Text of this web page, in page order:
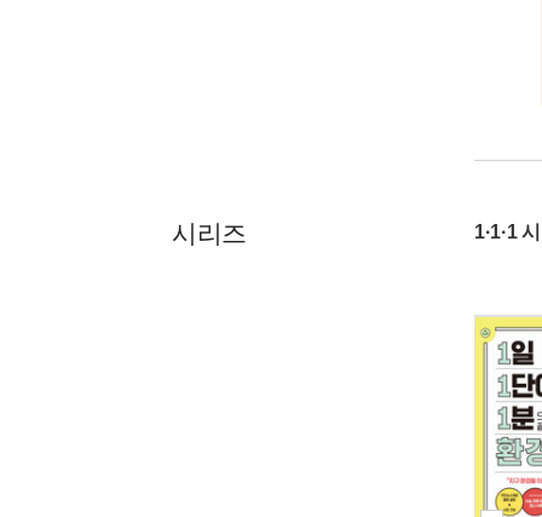
시리즈 1·1·1